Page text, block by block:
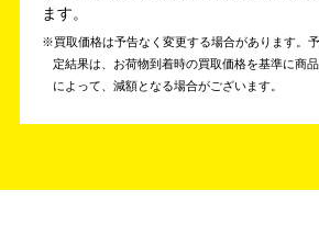
ます。
買取価格は予告なく変更する場合があります。
定結果は、お荷物到着時の買取価格を基準に商
によって、減額となる場合がございます。